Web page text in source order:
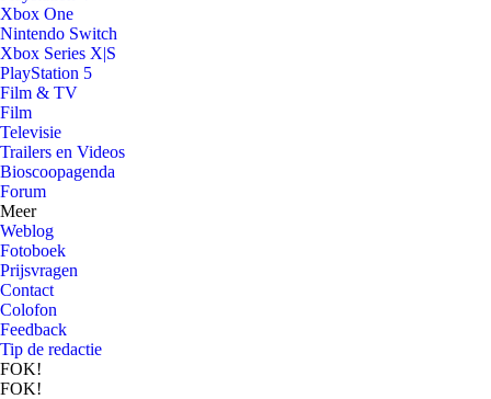
Xbox One
Nintendo Switch
Xbox Series X|S
PlayStation 5
Film & TV
Film
Televisie
Trailers en Videos
Bioscoopagenda
Forum
Meer
Weblog
Fotoboek
Prijsvragen
Contact
Colofon
Feedback
Tip de redactie
FOK!
FOK!